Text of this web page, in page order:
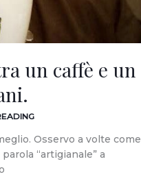
un caffè e un
Osservo a volte come
“artigianale” a